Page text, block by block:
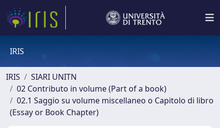
IRIS
IRIS
SIARI UNITN
02 Contributo in volume (Part of a book)
02.1 Saggio su volume miscellaneo o Capitolo di libro
(Essay or Book Chapter)